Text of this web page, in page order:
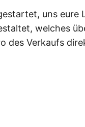
uns eure
welches
des Verkaufs